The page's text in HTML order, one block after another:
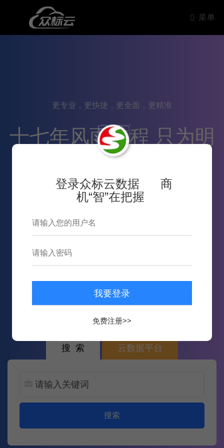
菜单
更专业，更快捷，更全面，更精准
十七年风雨兼程 只为明
天更好的服务
14
2007~2024十七年
13,695,586
次内容推送
搜 索 云数据平台
搜索
登录众标云数据 商
机“智”在把握
免费注册>>